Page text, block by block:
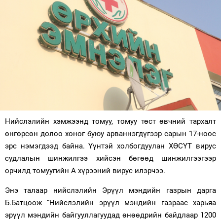
Үзэл бодол
Зурхай
Нийслэлийн хэмжээнд томуу, томуу төст өвчний тархалт
өнгөрсөн долоо хоног буюу арваннэгдүгээр сарын 17-ноос
эрс нэмэгдээд байна. Үүнтэй холбогдуулан ХӨСҮТ вирус
судлалын шинжилгээ хийсэн бөгөөд шинжилгээгээр
орчилд томуугийн А хүрээний вирус илэрчээ.
Энэ талаар нийслэлийн Эрүүл мэндийн газрын дарга
Б.Батцоож “Нийслэлийн эрүүл мэндийн газраас харьяа
эрүүл мэндийн байгууллагуудад өнөөдрийн байдлаар 1200